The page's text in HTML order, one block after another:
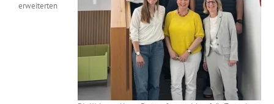
erweiterten